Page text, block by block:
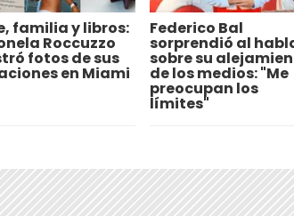
familia y libros:
Roccuzzo
fotos de sus
en Miami
Federico Bal
sorprendió al
sobre su
de los medios: "Me
preocupan los
límites"